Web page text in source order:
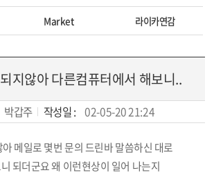
Market 라이카연감
지않아 다른컴퓨터에서 해보니..
박갑주 작성일 : 02-05-20 21:24
메일로 몇번 문의 드린바 말씀하신 대로
되더군요 왜 이런현상이 일어 나는지